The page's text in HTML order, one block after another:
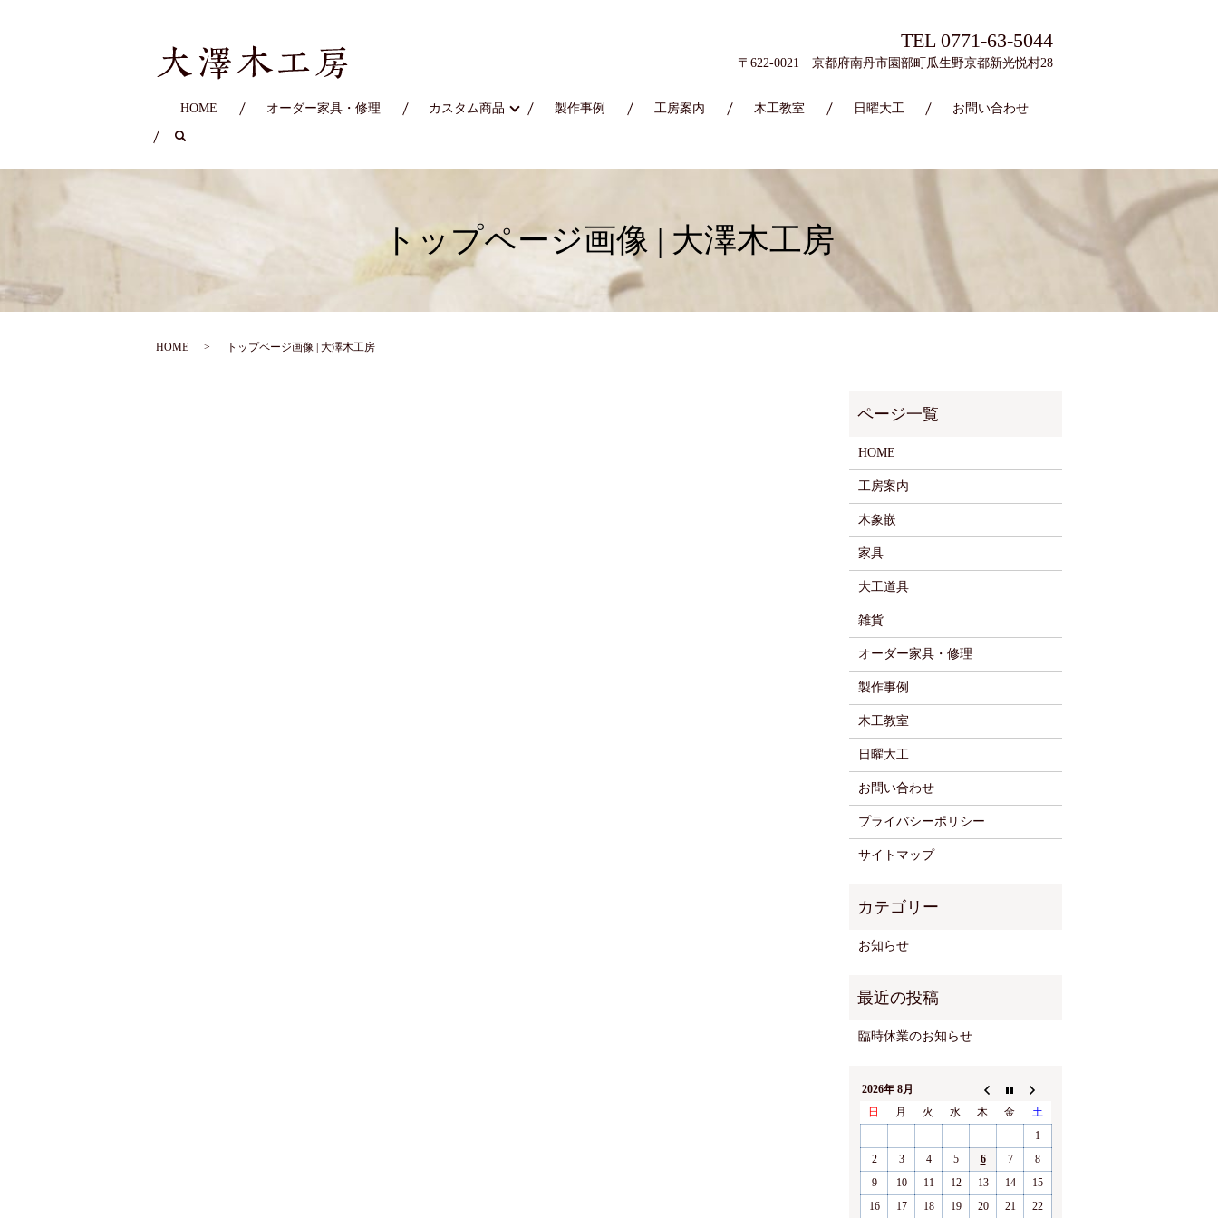
HOME オーダー家具・修理 カスタム商品 製作事例 工房案内 木工教室 日曜大工 お問い合わせ
search
TEL 0771-63-5044
〒622-0021 京都府南丹市園部町瓜生野京都新光悦村28
トップページ画像 | 大澤木工房
HOME トップページ画像 | 大澤木工房
HOME
工房案内
木象嵌
家具
大工道具
雑貨
オーダー家具・修理
製作事例
木工教室
日曜大工
お問い合わせ
プライバシーポリシー
サイトマップ
お知らせ
臨時休業のお知らせ
2026年 8月
日
月 火 水 木 金
土
1
2
3 4 5 6 7
8
9
10 11 12 13 14
15
16
17 18 19 20 21 22